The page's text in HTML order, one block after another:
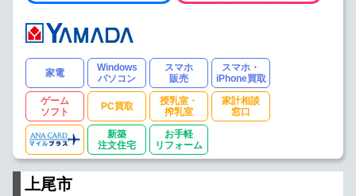
家電
Windows
パソコン
スマホ
販売
スマホ・
iPhone買取
ゲーム
ソフト
PC買取
授乳室・
搾乳室
家計相談
窓口
新築
注文住宅
お手軽
リフォーム
上尾市